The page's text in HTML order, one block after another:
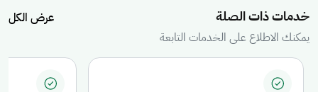
خدمات ذات الصلة
عرض الكل
يمكنك الاطلاع على الخدمات التابعة